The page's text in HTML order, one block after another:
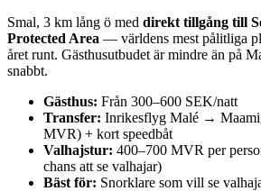
Smal, 3 km lång ö med direkt tillgång till
Protected Area — världens mest pålitliga
året runt. Gästhusutbudet är mindre än på
snabbt.
Gästhus: Från 300–600 SEK/natt
Transfer: Inrikesflyg Malé →
MVR) + kort speedbåt
Valhajstur: 400–700 MVR per
chans att se valhajar)
Bäst för: Snorklare som vill se